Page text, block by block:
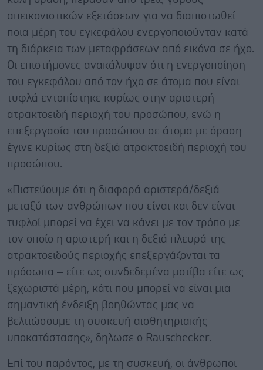
απεικονιστικών εξετάσεων για να διαπιστωθεί
ποια μέρη του εγκεφάλου ενεργοποιούνταν κατά
τη διάρκεια των μεταφράσεων από εικόνα σε ήχο.
Οι επιστήμονες ανακάλυψαν ότι η ενεργοποίηση
του εγκεφάλου από τον ήχο σε άτομα που είναι
τυφλά εντοπίστηκε κυρίως στην αριστερή
ατρακτοειδή περιοχή του προσώπου, ενώ η
επεξεργασία του προσώπου σε άτομα με όραση
έγινε κυρίως στη δεξιά ατρακτοειδή περιοχή του
προσώπου.
«Πιστεύουμε ότι η διαφορά αριστερά/δεξιά
μεταξύ των ανθρώπων που είναι και δεν είναι
τυφλοί μπορεί να έχει να κάνει με τον τρόπο με
τον οποίο η αριστερή και η δεξιά πλευρά της
ατρακτοειδούς περιοχής επεξεργάζονται τα
πρόσωπα – είτε ως συνδεδεμένα μοτίβα είτε ως
ξεχωριστά μέρη, κάτι που μπορεί να είναι μια
σημαντική ένδειξη βοηθώντας μας να
βελτιώσουμε τη συσκευή αισθητηριακής
υποκατάστασης», δηλωσε ο Rauschecker.
Επί του παρόντος, με τη συσκευή, οι άνθρωποι